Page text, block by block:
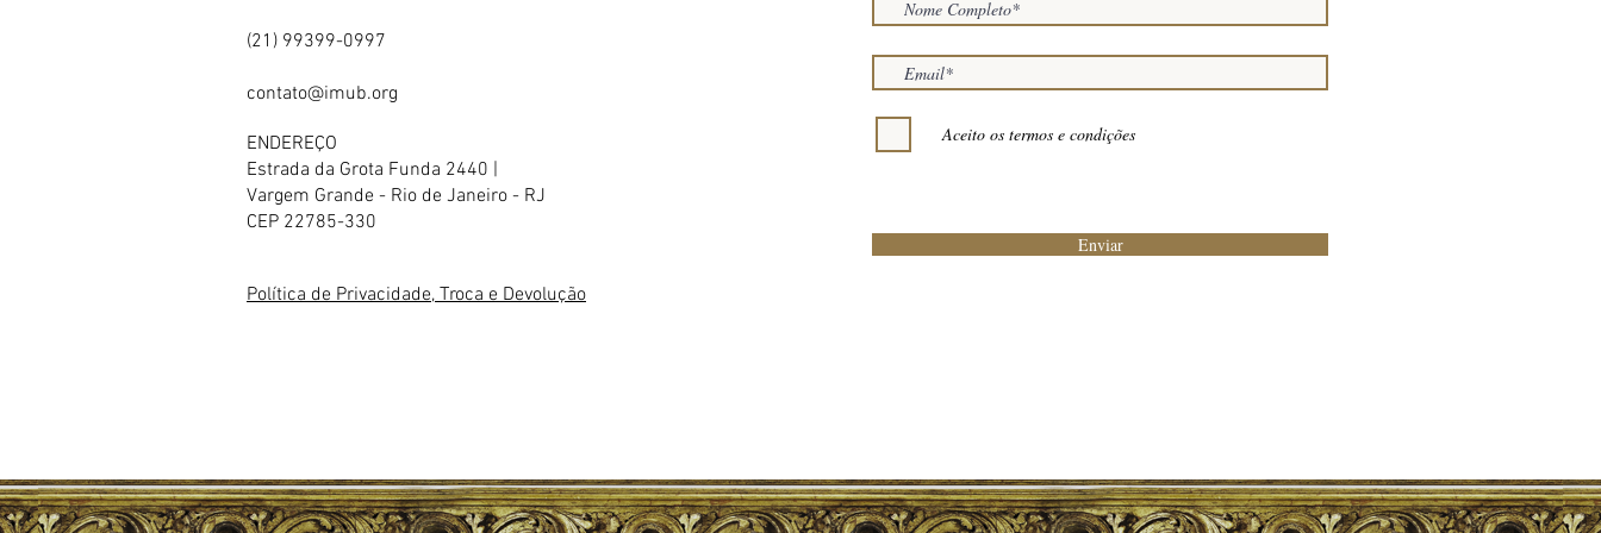
(21) 99399-0997
contato@imub.org
ENDEREÇO
Estrada da Grota Funda 2440 |
Vargem Grande - Rio de Janeiro - RJ
CEP 22785-330
Política de Privacidade, Troca e Devolução
Aceito os termos e condições
Enviar